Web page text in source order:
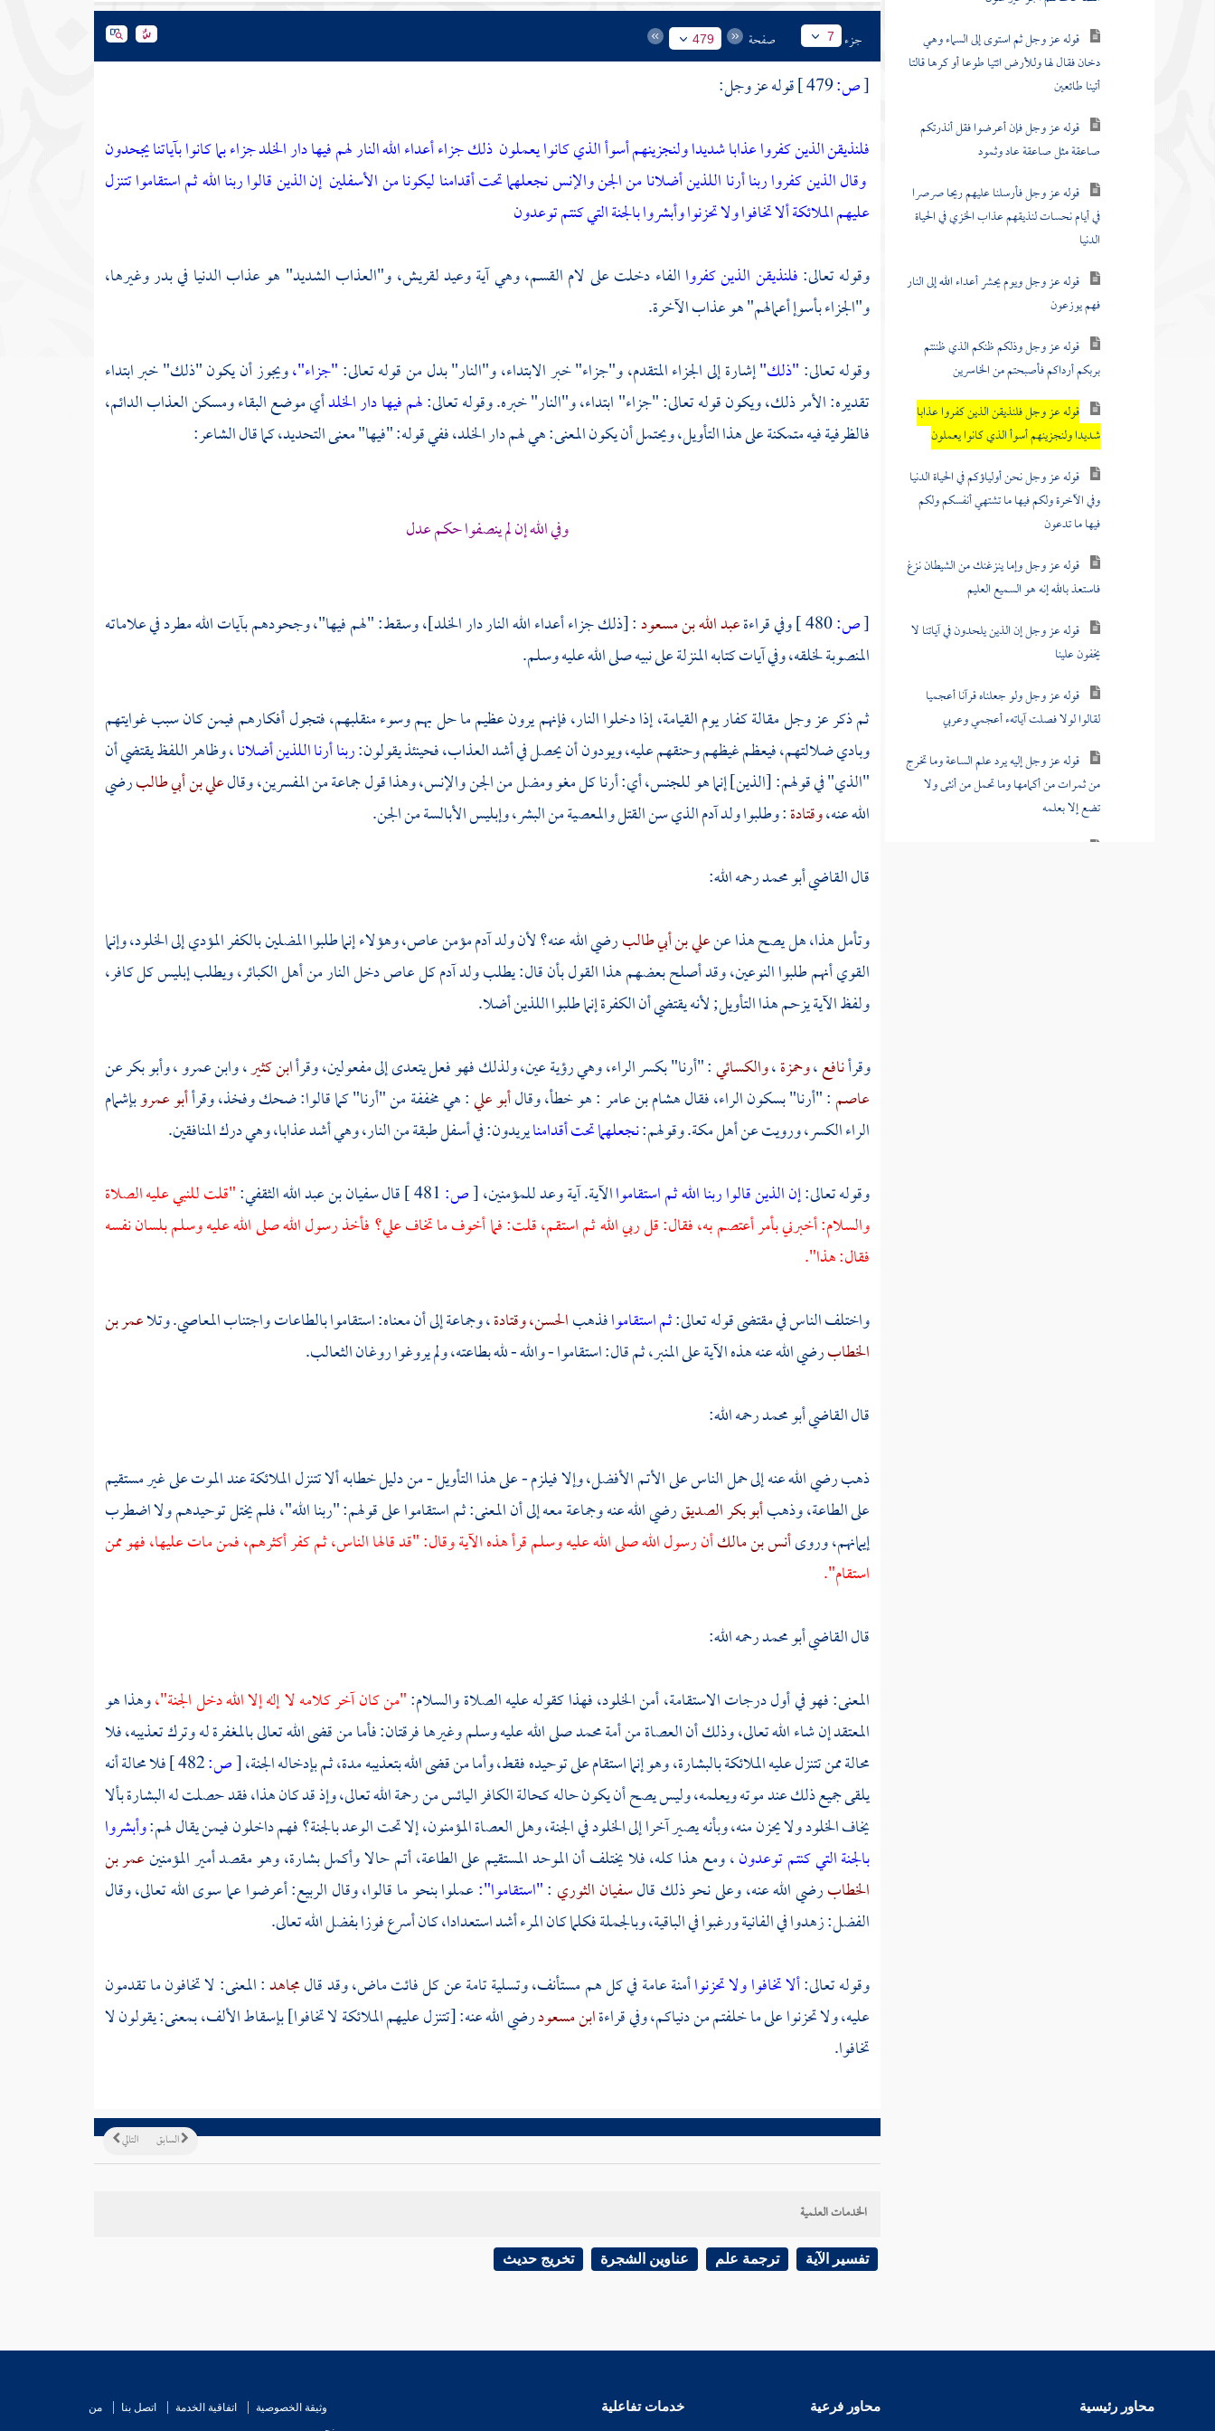
قوله عز وجل ثم استوى إلى السماء وهي
دخان فقال لها وللأرض ائتيا طوعا أو كرها قالتا
أتينا طائعين
قوله عز وجل فإن أعرضوا فقل أنذرتكم
صاعقة مثل صاعقة عاد وثمود
قوله عز وجل فأرسلنا عليهم ريحا صرصرا
في أيام نحسات لنذيقهم عذاب الخزي في الحياة
الدنيا
قوله عز وجل ويوم يحشر أعداء الله إلى النار
فهم يوزعون
قوله عز وجل وذلكم ظنكم الذي ظننتم
بربكم أرداكم فأصبحتم من الخاسرين
قوله عز وجل فلنذيقن الذين كفروا عذابا
شديدا ولنجزينهم أسوأ الذي كانوا يعملون
قوله عز وجل نحن أولياؤكم في الحياة الدنيا
وفي الآخرة ولكم فيها ما تشتهي أنفسكم ولكم
فيها ما تدعون
قوله عز وجل وإما ينزغنك من الشيطان نزغ
فاستعذ بالله إنه هو السميع العليم
قوله عز وجل إن الذين يلحدون في آياتنا لا
يخفون علينا
قوله عز وجل ولو جعلناه قرآنا أعجميا
لقالوا لولا فصلت آياتهء أعجمي وعربي
قوله عز وجل إليه يرد علم الساعة وما تخرج
من ثمرات من أكمامها وما تحمل من أنثى ولا
تضع إلا بعلمه
تفسير سورة المرسلات
جزء 7 صفحة 479
[ص:
قوله عز وجل:
فلنذيقن الذين كفروا عذابا شديدا ولنجزينهم أسوأ الذي كانوا يعملون ذلك جزاء أعداء الله النار لهم فيها دار الخلد جزاء بما كانوا بآياتنا يجحدون
وقال الذين كفروا ربنا أرنا اللذين أضلانا من الجن والإنس نجعلهما تحت أقدامنا ليكونا من الأسفلين إن الذين قالوا ربنا الله ثم استقاموا تتنزل
عليهم الملائكة ألا تخافوا ولا تحزنوا وأبشروا بالجنة التي كنتم توعدون
وقوله تعالى:فلنذيقن الذين كفرواالفاء دخلت على لام القسم، وهي آية وعيد لقريش، و"العذاب الشديد" هو عذاب الدنيا في بدر وغيرها،
و"الجزاء بأسوإ أعمالهم" هو عذاب الآخرة.
وقوله تعالى:"ذلك"إشارة إلى الجزاء المتقدم، و"جزاء" خبر الابتداء، و"النار" بدل من قوله تعالى:"جزاء"،ويجوز أن يكون "ذلك" خبر ابتداء
تقديره: الأمر ذلك، ويكون قوله تعالى: "جزاء" ابتداء، و"النار" خبره. وقوله تعالى:لهم فيها دار الخلدأي موضع البقاء ومسكن العذاب الدائم،
فالظرفية فيه متمكنة على هذا التأويل، ويحتمل أن يكون المعنى: هي لهم دار الخلد، ففي قوله: "فيها" معنى التحديد، كما قال الشاعر:
وفي الله إن لم ينصفوا حكم عدل
[ص:480 ] وفي قراءةعبد الله بن مسعود: [ذلك جزاء أعداء الله النار دار الخلد]، وسقط: "لهم فيها"، وجحودهم بآيات الله مطرد في علاماته
المنصوبة لخلقه، وفي آيات كتابه المنزلة على نبيه صلى الله عليه وسلم.
ثم ذكر عز وجل مقالة كفار يوم القيامة، إذا دخلوا النار، فإنهم يرون عظيم ما حل بهم وسوء منقلبهم، فتجول أفكارهم فيمن كان سبب غوايتهم
وبادي ضلالتهم، فيعظم غيظهم وحنقهم عليه، ويودون أن يحصل في أشد العذاب، فحينئذ يقولون:ربنا أرنا اللذين أضلانا، وظاهر اللفظ يقتضي أن
"الذي" في قولهم: [الذين] إنما هو للجنس، أي: أرنا كل مغو ومضل من الجن والإنس، وهذا قول جماعة من المفسرين، وقالعلي بن أبي طالبرضي
الله عنه،وقتادة: وطلبوا ولدآدمالذي سن القتل والمعصية من البشر، وإبليس الأبالسة من الجن.
قالالقاضي أبو محمدرحمه الله:
وتأمل هذا، هل يصح هذا عنعلي بن أبي طالبرضي الله عنه؟ لأن ولدآدممؤمن عاص، وهؤلاء إنما طلبوا المضلين بالكفر المؤدي إلى الخلود، وإنما
القوي أنهم طلبوا النوعين، وقد أصلح بعضهم هذا القول بأن قال: يطلب ولدآدمكل عاص دخل النار من أهل الكبائر، ويطلب إبليس كل كافر،
ولفظ الآية يزحم هذا التأويل; لأنه يقتضي أن الكفرة إنما طلبوا اللذين أضلا.
وقرأنافع،وحمزة،والكسائي: "أرنا" بكسر الراء، وهي رؤية عين، ولذلك فهو فعل يتعدى إلى مفعولين، وقرأابن كثير،وابن عمرو،وأبو بكرعن
عاصم: "أرنا" بسكون الراء، فقالهشام بن عامر: هو خطأ، وقالأبو علي: هي مخففة من "أرنا" كما قالوا: ضحك وفخذ، وقرأأبو عمروبإشمام
الراء الكسر، ورويت عن أهلمكة.وقولهم:نجعلهما تحت أقدامنايريدون: في أسفل طبقة من النار، وهي أشد عذابا، وهي درك المنافقين.
وقوله تعالى:إن الذين قالوا ربنا الله ثم استقامواالآية. آية وعد للمؤمنين،[ص: قالسفيان بن عبد الله الثقفي:"قلت للنبي عليه الصلاة
والسلام: أخبرني بأمر أعتصم به، فقال: قل ربي الله ثم استقم، قلت: فما أخوف ما تخاف علي؟ فأخذ رسول الله صلى الله عليه وسلم بلسان نفسه
فقال: هذا".
واختلف الناس في مقتضى قوله تعالى:ثم استقاموافذهبالحسن،وقتادة، وجماعة إلى أن معناه: استقاموا بالطاعات واجتناب المعاصي. وتلاعمر بن
الخطابرضي الله عنه هذه الآية على المنبر، ثم قال: استقاموا - والله - لله بطاعته، ولم يروغوا روغان الثعالب.
قالالقاضي أبو محمدرحمه الله:
ذهب رضي الله عنه إلى حمل الناس على الأتم الأفضل، وإلا فيلزم - على هذا التأويل - من دليل خطابه ألا تتنزل الملائكة عند الموت على غير مستقيم
على الطاعة، وذهبأبو بكر الصديقرضي الله عنه وجماعة معه إلى أن المعنى: ثم استقاموا على قولهم: "ربنا الله"، فلم يختل توحيدهم ولا اضطرب
إيمانهم، وروىأنس بن مالكأن رسول الله صلى الله عليه وسلم قرأ هذه الآية وقال: "قد قالها الناس، ثم كفر أكثرهم، فمن مات عليها، فهو ممن
استقام".
قالالقاضي أبو محمدرحمه الله:
المعنى: فهو في أول درجات الاستقامة، أمن الخلود، فهذا كقوله عليه الصلاة والسلام:"من كان آخر كلامه لا إله إلا الله دخل الجنة"،وهذا هو
المعتقد إن شاء الله تعالى، وذلك أن العصاة من أمةمحمدصلى الله عليه وسلم وغيرها فرقتان: فأما من قضى الله تعالى بالمغفرة له وترك تعذيبه، فلا
محالة ممن تتنزل عليه الملائكة بالبشارة، وهو إنما استقام على توحيده فقط، وأما من قضى الله بتعذيبه مدة، ثم بإدخاله الجنة،[ص:
فلا محالة أنه
يلقى جميع ذلك عند موته ويعلمه، وليس يصح أن يكون حاله كحالة الكافر اليائس من رحمة الله تعالى، وإذ قد كان هذا، فقد حصلت له البشارة بألا
يخاف الخلود ولا يحزن منه، وبأنه يصير آخرا إلى الخلود في الجنة، وهل العصاة المؤمنون، إلا تحت الوعد بالجنة؟ فهم داخلون فيمن يقال لهم:وأبشروا
بالجنة التي كنتم توعدون، ومع هذا كله، فلا يختلف أن الموحد المستقيم على الطاعة، أتم حالا وأكمل بشارة، وهو مقصد أمير المؤمنينعمر بن
الخطابرضي الله عنه، وعلى نحو ذلك قالسفيان الثوري :"استقاموا":عملوا بنحو ما قالوا، وقال الربيع: أعرضوا عما سوى الله تعالى، وقال
الفضل:زهدوا في الفانية ورغبوا في الباقية، وبالجملة فكلما كان المرء أشد استعدادا، كان أسرع فوزا بفضل الله تعالى.
وقوله تعالى:ألا تخافوا ولا تحزنواأمنة عامة في كل هم مستأنف، وتسلية تامة عن كل فائت ماض، وقد قالمجاهد: المعنى: لا تخافون ما تقدمون
عليه، ولا تحزنوا على ما خلفتم من دنياكم، وفي قراءةابن مسعودرضي الله عنه: [تتنزل عليهم الملائكة لا تخافوا] بإسقاط الألف، بمعنى: يقولون لا
تخافوا.
التالي السابق
الخدمات العلمية
تفسير الآية ترجمة علم عناوين الشجرة تخريج حديث
محاور رئيسية محاور فرعية خدمات تفاعلية وثيقة الخصوصية اتفاقية الخدمة اتصل بنا
من